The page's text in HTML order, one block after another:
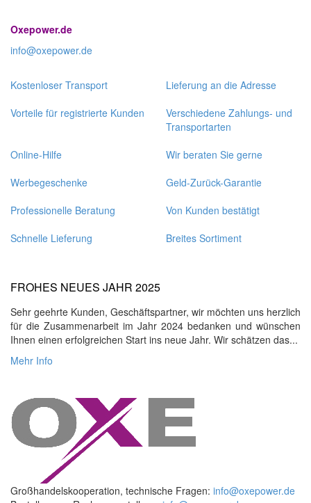
Oxepower.de
info@oxepower.de
Kostenloser Transport
Lieferung an die Adresse
Vorteile für registrierte Kunden
Verschiedene Zahlungs- und
Transportarten
Online-Hilfe
Wir beraten Sie gerne
Werbegeschenke
Geld-Zurück-Garantie
Professionelle Beratung
Von Kunden bestätigt
Schnelle Lieferung
Breites Sortiment
FROHES NEUES JAHR 2025
Sehr geehrte Kunden, Geschäftspartner, wir möchten uns herzlich
für die Zusammenarbeit im Jahr 2024 bedanken und wünschen
Ihnen einen erfolgreichen Start ins neue Jahr. Wir schätzen das...
Mehr Info
Großhandelskooperation, technische Fragen: info@oxepower.de